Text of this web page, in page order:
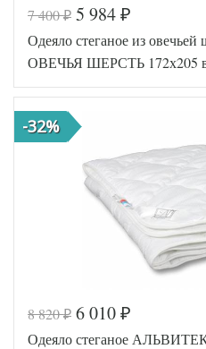
Код товара
Артикул
BP46071457
57088
Ширина х
Длина
172х205 (2-
сп)
Сезонность
Наполнитель
Тик
Производитель
Belpol
Код товара
BP46071457
7 400₽ 5 984 ₽
Одеяло стеганое из
ОВЕЧЬЯ ШЕРСТЬ 172х205
-32%
8 820₽ 6 010 ₽
Одеяло стеганое